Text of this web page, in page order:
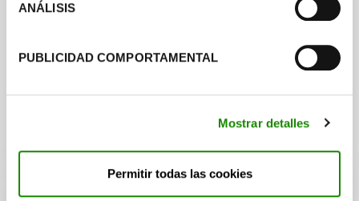
ANÁLISIS
PUBLICIDAD COMPORTAMENTAL
Mostrar detalles
Permitir todas las cookies
Publicado por Ecoembes
¿Cómo serán los plásticos del